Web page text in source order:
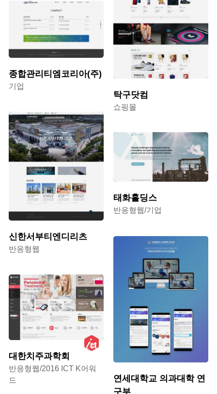
종합관리티엠코리아(주)
기업
탁구닷컴
쇼핑몰
신한서부티엔디리츠
반응형웹
태화홀딩스
반응형웹/기업
연세대학교 의과대학 연
구부
대한치주과학회
반응형웹/2016 ICT K어워
드